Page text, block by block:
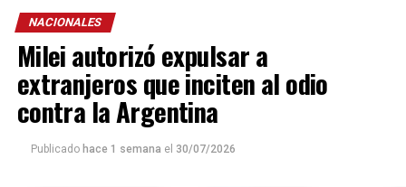
NACIONALES
Milei autorizó expulsar a
extranjeros que inciten al odio
contra la Argentina
Publicado hace 1 semana el 30/07/2026